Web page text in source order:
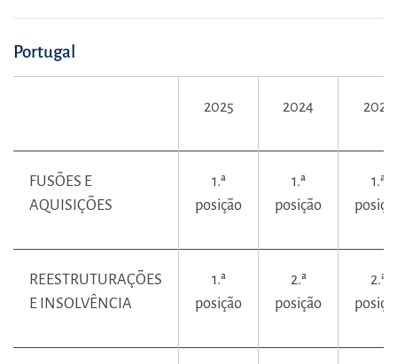
Portugal
2025 2024 2023
FUSÕES E
AQUISIÇÕES
1.ª
posição
1.ª
posição
1.ª
REESTRUTURAÇÕES
E INSOLVÊNCIA
1.ª
posição
2.ª
posição
2.ª